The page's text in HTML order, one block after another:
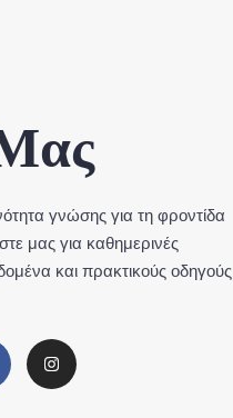
γνώσης για τη φροντίδα
μας για καθημερινές
και πρακτικούς οδηγούς
I
n
t